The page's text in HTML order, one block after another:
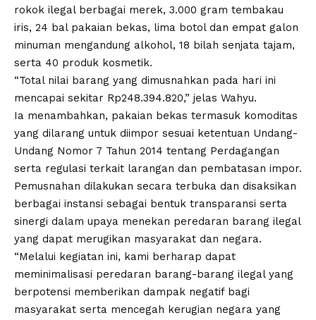
rokok ilegal berbagai merek, 3.000 gram tembakau
iris, 24 bal pakaian bekas, lima botol dan empat galon
minuman mengandung alkohol, 18 bilah senjata tajam,
serta 40 produk kosmetik.
“Total nilai barang yang dimusnahkan pada hari ini
mencapai sekitar Rp248.394.820,” jelas Wahyu.
Ia menambahkan, pakaian bekas termasuk komoditas
yang dilarang untuk diimpor sesuai ketentuan Undang-
Undang Nomor 7 Tahun 2014 tentang Perdagangan
serta regulasi terkait larangan dan pembatasan impor.
Pemusnahan dilakukan secara terbuka dan disaksikan
berbagai instansi sebagai bentuk transparansi serta
sinergi dalam upaya menekan peredaran barang ilegal
yang dapat merugikan masyarakat dan negara.
“Melalui kegiatan ini, kami berharap dapat
meminimalisasi peredaran barang-barang ilegal yang
berpotensi memberikan dampak negatif bagi
masyarakat serta mencegah kerugian negara yang